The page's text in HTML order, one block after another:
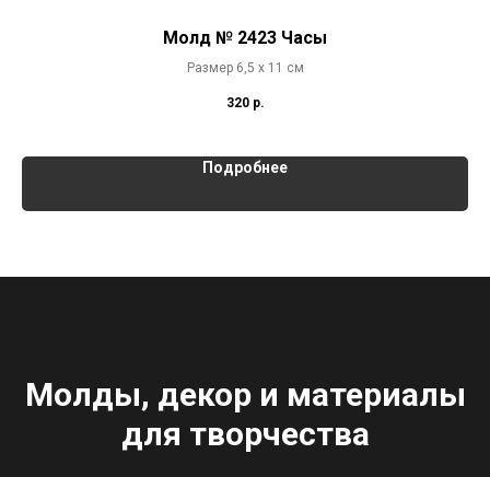
Молд № 2423 Часы
Размер 6,5 х 11 см
320 р.
Подробнее
Молды, декор и материалы
для творчества